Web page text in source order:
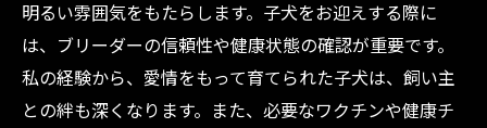
明るい雰囲気をもたらします。子犬をお迎えする際に
は、ブリーダーの信頼性や健康状態の確認が重要です。
私の経験から、愛情をもって育てられた子犬は、飼い主
との絆も深くなります。また、必要なワクチンや健康チ